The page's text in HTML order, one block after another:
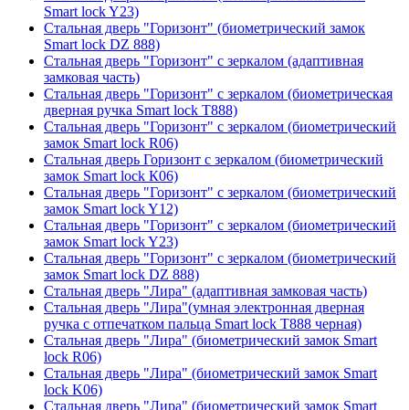
Smart lock Y23)
Стальная дверь "Горизонт" (биометрический замок
Smart lock DZ 888)
Стальная дверь "Горизонт" с зеркалом (адаптивная
замковая часть)
Стальная дверь "Горизонт" с зеркалом (биометрическая
дверная ручка Smart lock T888)
Стальная дверь "Горизонт" с зеркалом (биометрический
замок Smart lock R06)
Стальная дверь Горизонт с зеркалом (биометрический
замок Smart lock К06)
Стальная дверь "Горизонт" с зеркалом (биометрический
замок Smart lock Y12)
Стальная дверь "Горизонт" с зеркалом (биометрический
замок Smart lock Y23)
Стальная дверь "Горизонт" с зеркалом (биометрический
замок Smart lock DZ 888)
Стальная дверь "Лира" (адаптивная замковая часть)
Стальная дверь "Лира"(умная электронная дверная
ручка с отпечатком пальца Smart lock T888 черная)
Стальная дверь "Лира" (биометрический замок Smart
lock R06)
Стальная дверь "Лира" (биометрический замок Smart
lock K06)
Стальная дверь "Лира" (биометрический замок Smart